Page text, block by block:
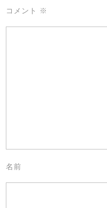
コメント ※
名前